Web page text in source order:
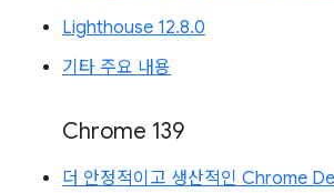
Lighthouse 12.8.0
기타 주요 내용
Chrome 139
더 안정적이고 생산적인 Chrome